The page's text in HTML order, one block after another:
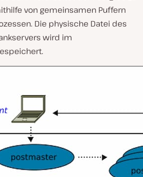
von gemeinsamen Puffern
Die physische Datei des
wird im